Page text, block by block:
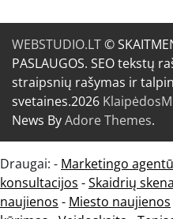
WEBSTUDIO.LT©
PASLAUGOS. SEO tekstų
straipsnių rašymas ir
svetaines.2026
News ByAdore Themes.
Draugai: - Marketingo
konsultacijos -Skaidrių
naujienos - Miesto naujienos